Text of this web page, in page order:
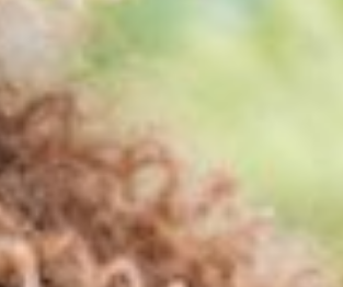
éthiques de transparence, de
que possible, pour contribuer à
de vous donner une information
vigilance. Nous vous invitons à